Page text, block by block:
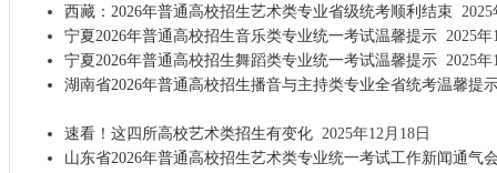
西藏：2026年普通高校招生艺术类专业省级统考顺利结束2025
宁夏2026年普通高校招生音乐类专业统一考试温馨提示2025年
宁夏2026年普通高校招生舞蹈类专业统一考试温馨提示2025年
湖南省2026年普通高校招生播音与主持类专业全省统考温馨提
速看！这四所高校艺术类招生有变化2025年12月18日
山东省2026年普通高校招生艺术类专业统一考试工作新闻通气